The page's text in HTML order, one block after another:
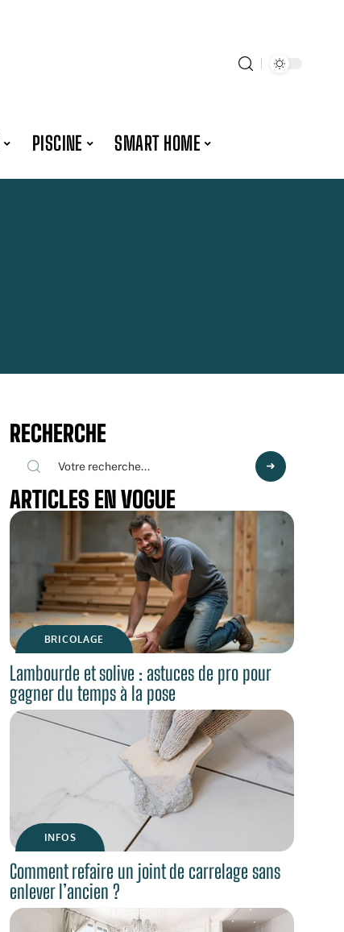
PISCINE SMART HOME
RECHERCHE
ARTICLES EN VOGUE
BRICOLAGE
Lambourde et solive : astuces de pro pour
gagner du temps à la pose
INFOS
Comment refaire un joint de carrelage sans
enlever l’ancien ?